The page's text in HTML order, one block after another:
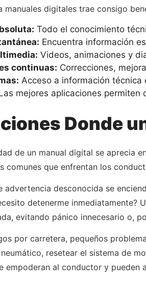
manuales digitales trae consigo
Todo el conocimiento
Encuentra información
Videos, animaciones y
continuas: Correcciones,
Acceso a información
mejores aplicaciones
Donde
de un manual digital se aprecia
comunes que enfrentan los
advertencia desconocida se
detenerme
evitando pánico innecesario o,
por carretera, pequeños
resetear el sistema de
empoderan al conductor y pueden